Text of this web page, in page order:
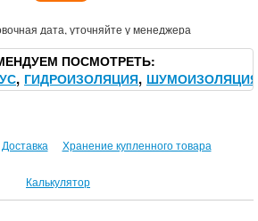
дата, уточняйте у менеджера
ПОСМОТРЕТЬ
ГИДРОИЗОЛЯЦИЯ ШУМОИЗОЛЯЦИЯ
Доставка Хранение купленного товара
Калькулятор